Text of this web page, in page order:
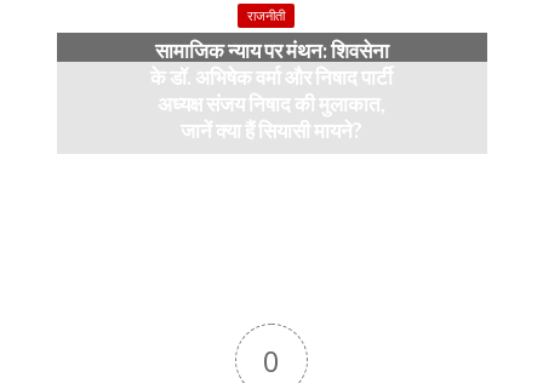
राजनीती
सामाजिक न्याय पर मंथन: शिवसेना
के डॉ. अभिषेक वर्मा और निषाद पार्टी
अध्यक्ष संजय निषाद की मुलाकात,
जानें क्या हैं सियासी मायने?
0